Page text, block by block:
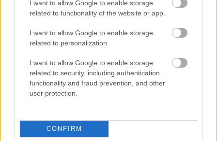
I want to allow Google to enable storage
related to functionality of the website or app.
I want to allow Google to enable storage
related to personalization.
I want to allow Google to enable storage
related to security, including authentication
functionality and fraud prevention, and other
user protection.
CONFIRM
értelmében KÉPESregényt tart a kezében az olvasó. A
történethez mellékelt képek képregényszerűen
egészítik ki a tartalmat, így nemcsak a szövegértést
segítik, de a történet ritmusát is felveszik, a fejben